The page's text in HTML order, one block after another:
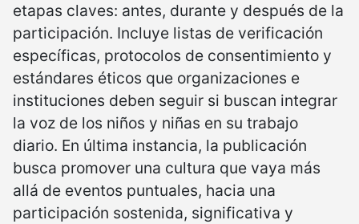
etapas claves: antes, durante y después de la
participación. Incluye listas de verificación
específicas, protocolos de consentimiento y
estándares éticos que organizaciones e
instituciones deben seguir si buscan integrar
la voz de los niños y niñas en su trabajo
diario. En última instancia, la publicación
busca promover una cultura que vaya más
allá de eventos puntuales, hacia una
participación sostenida, significativa y